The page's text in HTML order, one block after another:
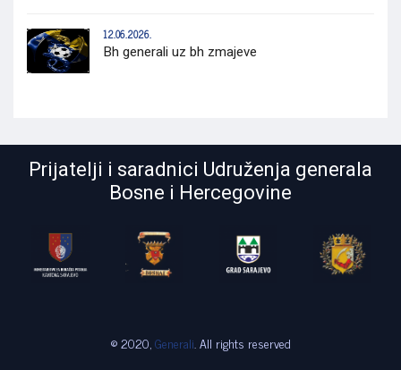
12.06.2026.
Bh generali uz bh zmajeve
Prijatelji i saradnici Udruženja generala
Bosne i Hercegovine
© 2020,Generali. All rights reserved